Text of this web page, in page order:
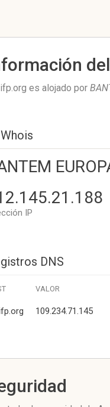
es alojado por
IP
DNS
VALOR
109.234.71.145